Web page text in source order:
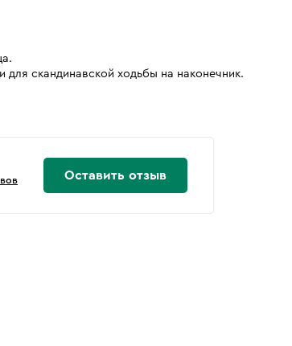
для скандинавской ходьбы на наконечник.
Оставить отзыв